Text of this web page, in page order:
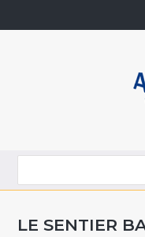
LE SENTIER